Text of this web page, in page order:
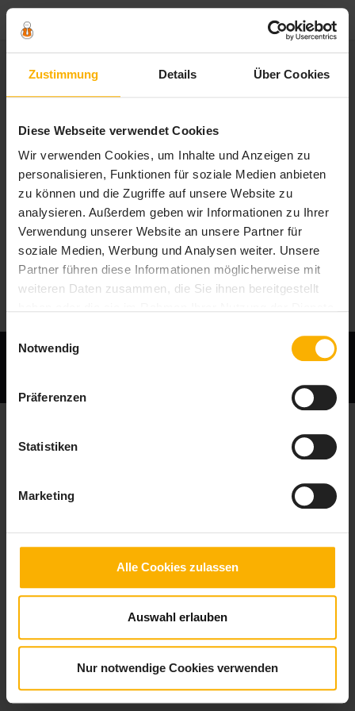
Zustimmung Details Über Cookies
Diese Webseite verwendet Cookies
Wir verwenden Cookies, um Inhalte und Anzeigen zu
personalisieren, Funktionen für soziale Medien anbieten
zu können und die Zugriffe auf unsere Website zu
analysieren. Außerdem geben wir Informationen zu Ihrer
Verwendung unserer Website an unsere Partner für
soziale Medien, Werbung und Analysen weiter. Unsere
Partner führen diese Informationen möglicherweise mit
weiteren Daten zusammen, die Sie ihnen bereitgestellt
Cookies, wenn Sie unsere Webseite weiterhin nutzen.
Einwilligungsauswahl
Notwendig
Präferenzen
Statistiken
Marketing
Alle Cookies zulassen
Auswahl erlauben
Nur notwendige Cookies verwenden
S
t
r
e
i
t
e
»Südeuropa
Tag - Südeuropa
Allgemein • Griechenland• Südeuropa
Pfingsten auf Kreta – Das
bietet die griechische Insel
Italien
Italiens unentdeckte
Schätze – 5 Geheimtipps
für...